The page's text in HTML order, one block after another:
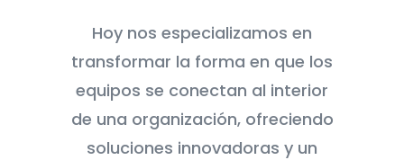
Hoy nos especializamos en
transformar la forma en que los
equipos se conectan al interior
de una organización, ofreciendo
soluciones innovadoras y un